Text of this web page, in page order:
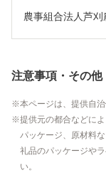
農事組合法人芦刈
注意事項・その他
本ページは、提供自
提供元の都合などに
パッケージ、原材料
礼品のパッケージや
い。